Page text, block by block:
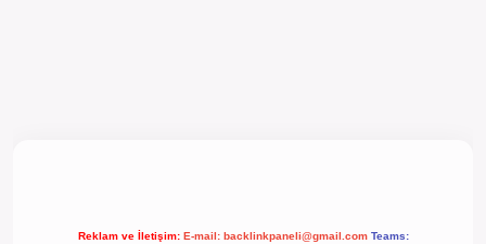
Reklam ve İletişim: E-mail: backlinkpaneli@gmail.com Teams: